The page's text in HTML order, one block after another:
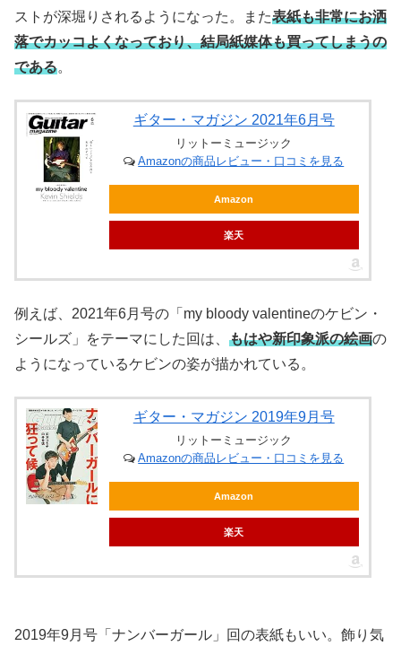
ストが深堀りされるようになった。また表紙も非常にお洒
落でカッコよくなっており、結局紙媒体も買ってしまうの
である。
ギター・マガジン 2021年6月号
リットーミュージック
Amazonの商品レビュー・口コミを見る
Amazon
楽天
例えば、2021年6月号の「my bloody valentineのケビン・
シールズ」をテーマにした回は、 もはや新印象派の絵画の
ようになっているケビンの姿が描かれている。
ギター・マガジン 2019年9月号
リットーミュージック
Amazonの商品レビュー・口コミを見る
Amazon
楽天
2019年9月号「ナンバーガール」回の表紙もいい。飾り気